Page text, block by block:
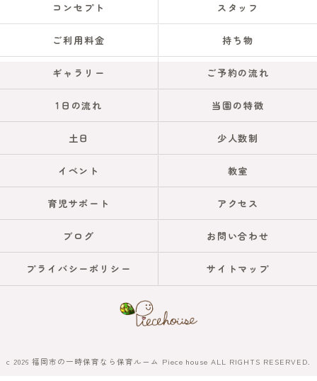
コンセプト スタッフ
ご利用料金 持ち物
ギャラリー ご予約の流れ
1日の流れ 当園の特徴
土日 少人数制
イベント 教室
育児サポート アクセス
ブログ お問い合わせ
プライバシーポリシー サイトマップ
c 2026 福岡市の一時保育なら保育ルーム Piece house ALL RIGHTS RESERVED.